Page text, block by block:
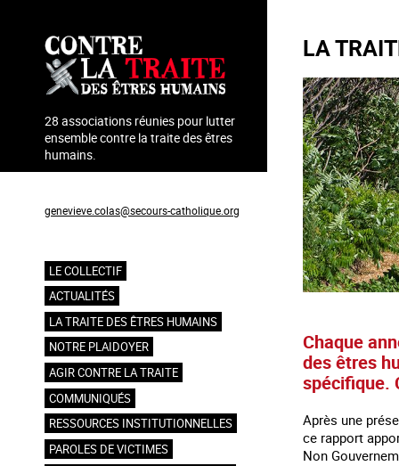
contenu
principal
28 associations réunies pour lutter
ensemble contre la traite des êtres
humains.
genevieve.colas@secours-catholique.org
Navigation
principale
LE COLLECTIF
ACTUALITÉS
LA TRAITE DES ÊTRES HUMAINS
NOTRE PLAIDOYER
AGIR CONTRE LA TRAITE
COMMUNIQUÉS
RESSOURCES INSTITUTIONNELLES
PAROLES DE VICTIMES
LA
Chaque
des êtres
spécifique.
Après une
ce rapport
Non